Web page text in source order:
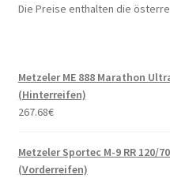
Die Preise enthalten die
Metzeler ME 888 Marathon
(Hinterreifen)
267.68€
Metzeler Sportec M-9 RR 120/
(Vorderreifen)